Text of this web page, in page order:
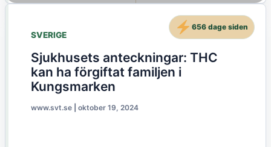
SVERIGE
Sjukhusets anteckningar: THC
kan ha förgiftat familjen i
Kungsmarken
www.svt.se oktober 19, 2024
656 dage siden